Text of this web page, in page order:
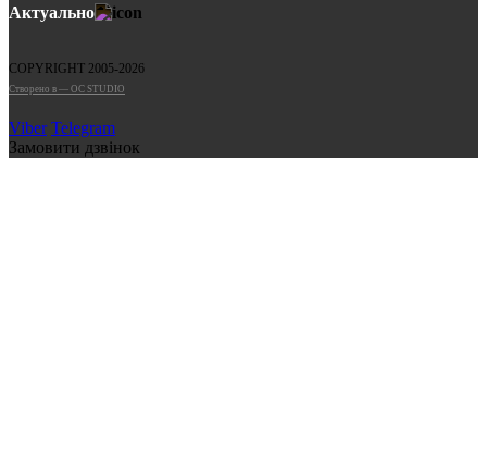
Актуально
COPYRIGHT 2005-2026
Cтворено в — OC STUDIO
Viber Telegram
Замовити дзвінок